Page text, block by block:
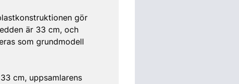
gör
är 33 cm, och
som grundmodell
cm, uppsamlarens